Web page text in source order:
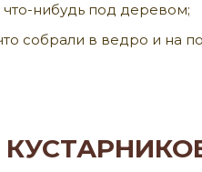
нибудь под деревом;
собрали в ведро и на